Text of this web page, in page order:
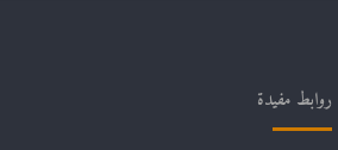
روابط مفيدة